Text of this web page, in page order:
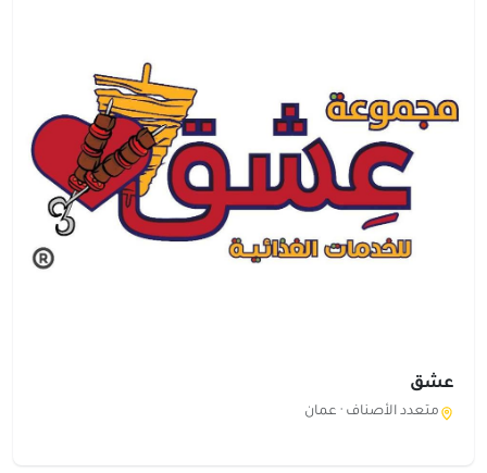
عشق
متعدد الأصناف · عمان